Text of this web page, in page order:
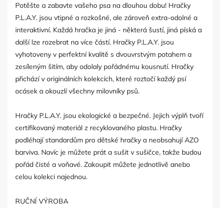
Potěšte a zabavte vašeho psa na dlouhou dobu! Hračky
P.L.A.Y. jsou vtipné a rozkošné, ale zároveň extra-odolné a
interaktivní. Každá hračka je jiná - některá šustí, jiná píská a
další lze rozebrat na více částí. Hračky P.L.A.Y. jsou
vyhotoveny v perfektní kvalitě s dvouvrstvým potahem a
zesíleným šitím, aby odolaly pořádnému kousnutí. Hračky
přichází v originálních kolekcích, které roztočí každý psí
ocásek a okouzlí všechny milovníky psů.
Hračky P.L.A.Y. jsou ekologické a bezpečné. Jejich výplň tvoří
certifikovaný materiál z recyklovaného plastu. Hračky
podléhají standardům pro dětské hračky a neobsahují AZO
barviva. Navíc je můžete prát a sušit v sušičce, takže budou
pořád čisté a voňavé. Zakoupit můžete jednotlivě anebo
celou kolekci najednou.
RUČNÍ VÝROBA